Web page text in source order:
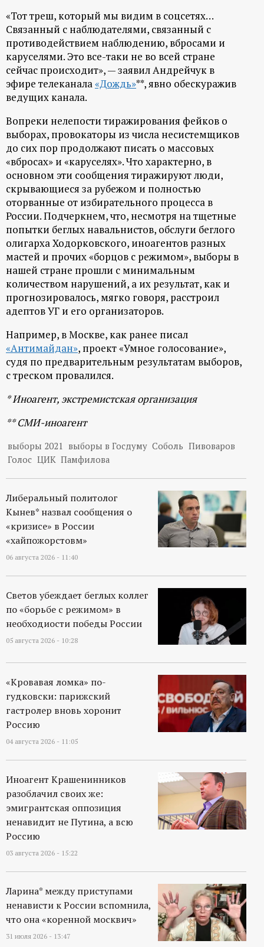
«Тот треш, который мы видим в соцсетях…
Связанный с наблюдателями, связанный с
противодействием наблюдению, вбросами и
каруселями. Это все-таки не во всей стране
сейчас происходит», — заявил Андрейчук в
эфире телеканала«Дождь»**, явно обескуражив
ведущих канала.
Вопреки нелепости тиражирования фейков о
выборах, провокаторы из числа несистемщиков
до сих пор продолжают писать о массовых
«вбросах» и «каруселях». Что характерно, в
основном эти сообщения тиражируют люди,
скрывающиеся за рубежом и полностью
оторванные от избирательного процесса в
России. Подчеркнем, что, несмотря на тщетные
попытки беглых навальнистов, обслуги беглого
олигарха Ходорковского, иноагентов разных
мастей и прочих «борцов с режимом», выборы в
нашей стране прошли с минимальным
количеством нарушений, а их результат, как и
прогнозировалось, мягко говоря, расстроил
адептов УГ и его организаторов.
Например, в Москве, как ранее писал
«Антимайдан», проект «Умное голосование»,
судя по предварительным результатам выборов,
с треском провалился.
* Иноагент, экстремистская организация
** СМИ-иноагент
выборы 2021 выборы в Госдуму Соболь Пивоваров
Голос ЦИК Памфилова
Либеральный политолог
Кынев* назвал сообщения о
«кризисе» в России
«хайпожорстовм»
06 августа 2026 - 11:40
Светов убеждает беглых коллег
по «борьбе с режимом» в
необходиости победы России
05 августа 2026 - 10:28
«Кровавая ломка» по-
гудковски: парижский
гастролер вновь хоронит
Россию
04 августа 2026 - 11:05
Иноагент Крашенинников
разоблачил своих же:
эмигрантская оппозиция
ненавидит не Путина, а всю
Россию
03 августа 2026 - 15:22
Ларина* между приступами
ненависти к России вспомнила,
что она «коренной москвич»
31 июля 2026 - 13:47